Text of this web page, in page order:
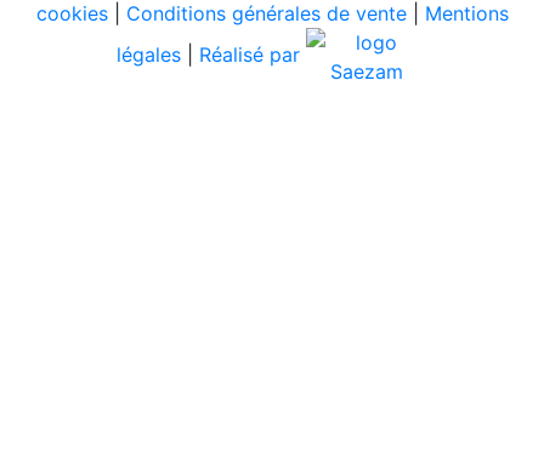
cookies| Conditions générales de vente| Mentions
légales
Réalisé par